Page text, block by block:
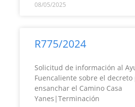
08/05/2025
R775/2024
Solicitud de información al
Fuencaliente sobre el decreto
ensanchar el Camino Casa
Yanes|Terminación